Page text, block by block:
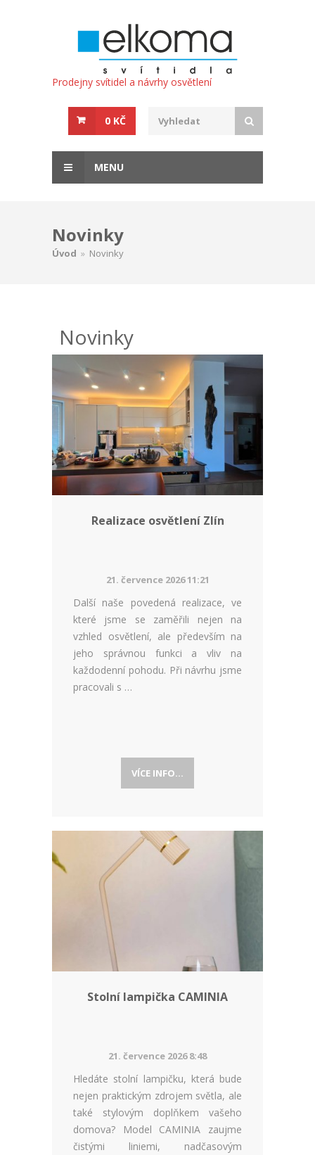
Prodejny svítidel a návrhy osvětlení
0 KČ
MENU
Novinky
Úvod » Novinky
Novinky
Realizace osvětlení Zlín
21. července 2026 11:21
Další naše povedená realizace, ve
které jsme se zaměřili nejen na
vzhled osvětlení, ale především na
jeho správnou funkci a vliv na
každodenní pohodu. Při návrhu jsme
pracovali s …
VÍCE INFO...
Stolní lampička CAMINIA
21. července 2026 8:48
Hledáte stolní lampičku, která bude
nejen praktickým zdrojem světla, ale
také stylovým doplňkem vašeho
domova? Model CAMINIA zaujme
čistými liniemi, nadčasovým